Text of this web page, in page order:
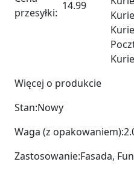
przesyłki:
14.99
Więcej o produkcie
Stan:Nowy
Waga (z opakowaniem):
Zastosowanie:Fasada,